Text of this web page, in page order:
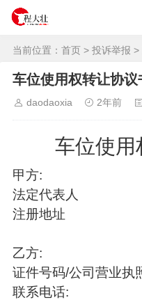
当前位置： 首页 > 投诉举报 >
车位使用权转让协议
daodaoxia 2年前
车位使用
甲方:
法定代表人
注册地址
乙方:
证件号码/公司营业执
联系电话: